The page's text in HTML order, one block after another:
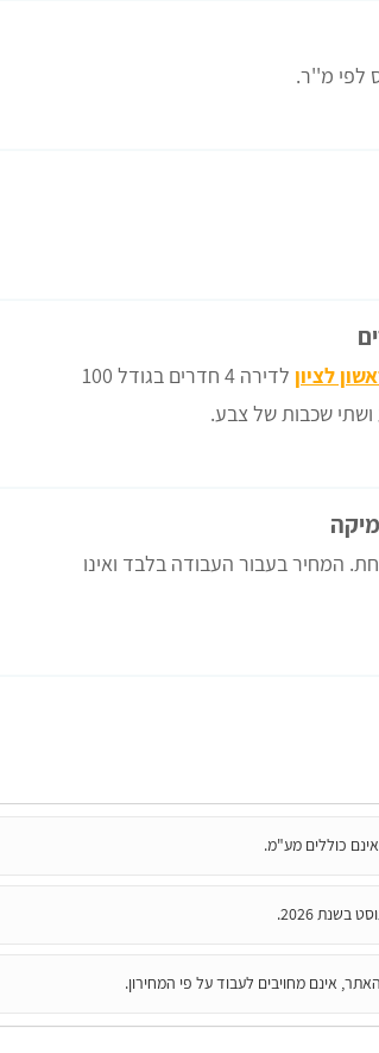
לפי מ''ר.
לציון
לדירה 4 חדרים בגודל 100
ושתי שכבות של צבע.
המחיר בעבור העבודה בלבד ואינו
כוללים מע"מ.
בשנת 2026.
אינם מחויבים לעבוד על פי המחירון.